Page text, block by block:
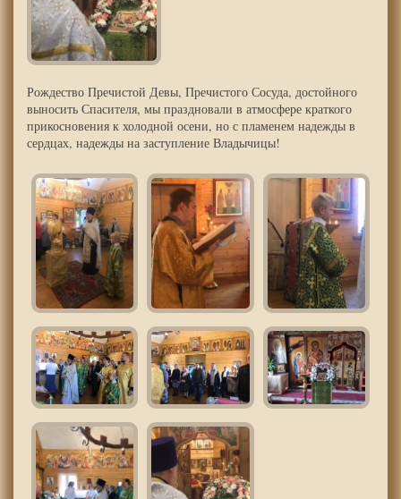
Рождество Пречистой Девы, Пречистого Сосуда, достойного
выносить Спасителя, мы праздновали в атмосфере краткого
прикосновения к холодной осени, но с пламенем надежды в
сердцах, надежды на заступление Владычицы!